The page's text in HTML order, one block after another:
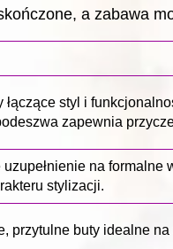
a zabawa
łączące styl i
zapewnia
na formalne
stylizacji.
przytulne buty idealne